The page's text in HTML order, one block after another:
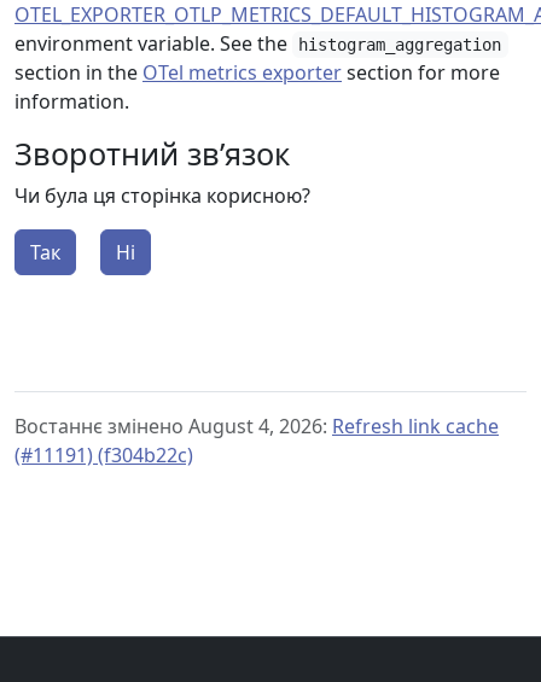
environment variable. See the
histogram_aggregation
section in the OTel metrics exportersection for more
information.
Зворотний зв’язок
Чи була ця сторінка корисною?
Так Ні
Востаннє змінено August 4, 2026: Refresh link cache
(#11191) (f304b22c)